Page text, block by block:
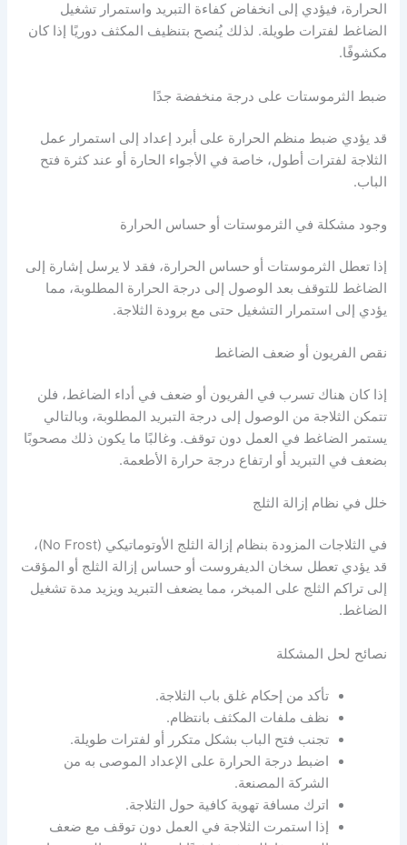
الحرارة، فيؤدي إلى انخفاض كفاءة التبريد واستمرار تشغيل
الضاغط لفترات طويلة. لذلك يُنصح بتنظيف المكثف دوريًا إذا كان
مكشوفًا.
ضبط الثرموستات على درجة منخفضة جدًا
قد يؤدي ضبط منظم الحرارة على أبرد إعداد إلى استمرار عمل
الثلاجة لفترات أطول، خاصة في الأجواء الحارة أو عند كثرة فتح
الباب.
وجود مشكلة في الثرموستات أو حساس الحرارة
إذا تعطل الثرموستات أو حساس الحرارة، فقد لا يرسل إشارة إلى
الضاغط للتوقف بعد الوصول إلى درجة الحرارة المطلوبة، مما
يؤدي إلى استمرار التشغيل حتى مع برودة الثلاجة.
نقص الفريون أو ضعف الضاغط
إذا كان هناك تسرب في الفريون أو ضعف في أداء الضاغط، فلن
تتمكن الثلاجة من الوصول إلى درجة التبريد المطلوبة، وبالتالي
يستمر الضاغط في العمل دون توقف. وغالبًا ما يكون ذلك مصحوبًا
بضعف في التبريد أو ارتفاع درجة حرارة الأطعمة.
خلل في نظام إزالة الثلج
في الثلاجات المزودة بنظام إزالة الثلج الأوتوماتيكي (No Frost)،
قد يؤدي تعطل سخان الديفروست أو حساس إزالة الثلج أو المؤقت
إلى تراكم الثلج على المبخر، مما يضعف التبريد ويزيد مدة تشغيل
الضاغط.
نصائح لحل المشكلة
تأكد من إحكام غلق باب الثلاجة.
نظف ملفات المكثف بانتظام.
تجنب فتح الباب بشكل متكرر أو لفترات طويلة.
اضبط درجة الحرارة على الإعداد الموصى به من
الشركة المصنعة.
اترك مسافة تهوية كافية حول الثلاجة.
إذا استمرت الثلاجة في العمل دون توقف مع ضعف